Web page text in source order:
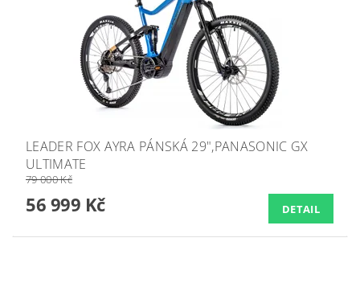
LEADER FOX AYRA PÁNSKÁ 29",PANASONIC GX
ULTIMATE
79 000 Kč
56 999 Kč DETAIL